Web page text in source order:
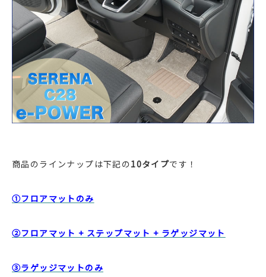
商品のラインナップは下記の10タイプです！
①フロアマットのみ
②フロアマット + ステップマット + ラゲッジマット
③ラゲッジマットのみ